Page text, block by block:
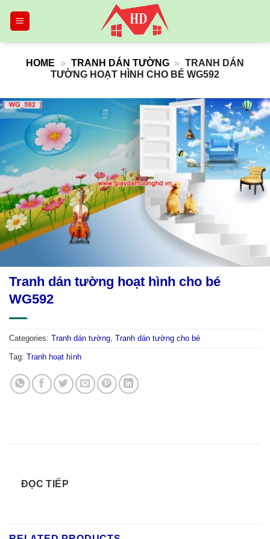
HOME » TRANH DÁN TƯỜNG » TRANH DÁN
TƯỜNG HOẠT HÌNH CHO BÉ WG592
Tranh dán tường hoạt hình cho bé
WG592
Categories: Tranh dán tường, Tranh dán tường cho bé
Tag: Tranh hoạt hình
ĐỌC TIẾP